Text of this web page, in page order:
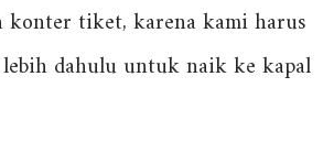
konter tiket, karena kami harus
dahulu untuk naik ke kapal